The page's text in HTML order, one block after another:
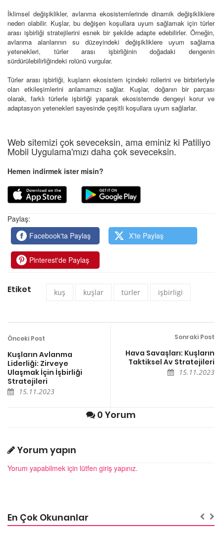
İklimsel değişiklikler, avlanma ekosistemlerinde dinamik değişikliklere
neden olabilir. Kuşlar, bu değişen koşullara uyum sağlamak için türler
arası işbirliği stratejilerini esnek bir şekilde adapte edebilirler. Örneğin,
avlanma alanlarının su düzeyindeki değişikliklere uyum sağlama
yetenekleri, türler arası işbirliğinin doğadaki dengenin
sürdürülebilirliğindeki rolünü vurgular.
Türler arası işbirliği, kuşların ekosistem içindeki rollerini ve birbirleriyle
olan etkileşimlerini anlamamızı sağlar. Kuşlar, doğanın bir parçası
olarak, farklı türlerle işbirliği yaparak ekosistemde dengeyi korur ve
adaptasyon yetenekleri sayesinde çeşitli koşullara uyum sağlarlar.
Web sitemizi çok seveceksin, ama eminiz ki Patiliyo
Mobil Uygulama'mızı daha çok seveceksin.
Hemen indirmek ister misin?
Paylaş:
Facebook'ta Paylaş
X'te Paylaş
Pinterest'de Paylaş
Etiket kuş kuşlar türler işbirligi
Önceki Post
Kuşların Avlanma
Liderliği: Zirveye
Ulaşmak İçin İşbirliği
Stratejileri
15.11.2023
Sonraki Post
Hava Savaşları: Kuşların
Taktiksel Av Stratejileri
15.11.2023
0 Yorum
Yorum yapın
Yorum yapabilmek için lütfen giriş yapınız.
En Çok Okunanlar